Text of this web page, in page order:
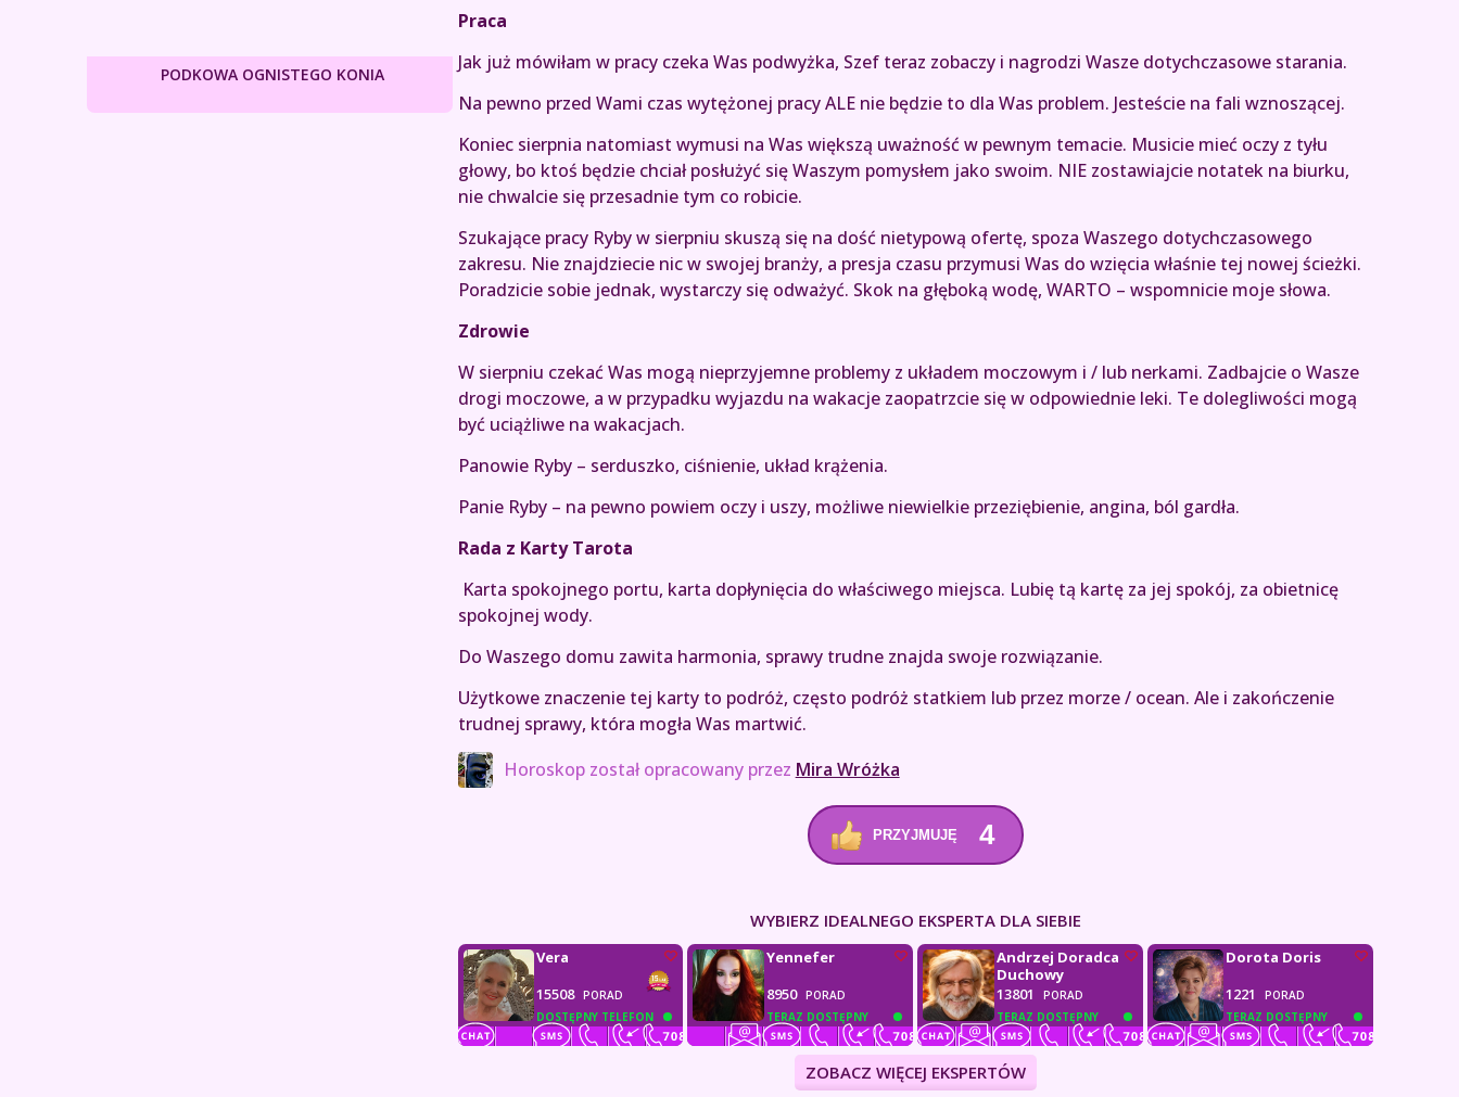
PODKOWA OGNISTEGO KONIA
Praca
Jak już mówiłam w pracy czeka Was podwyżka, Szef teraz zobaczy i nagrodzi Wasze dotychczasowe starania.
Na pewno przed Wami czas wytężonej pracy ALE nie będzie to dla Was problem. Jesteście na fali wznoszącej.
Koniec sierpnia natomiast wymusi na Was większą uważność w pewnym temacie. Musicie mieć oczy z tyłu
głowy, bo ktoś będzie chciał posłużyć się Waszym pomysłem jako swoim. NIE zostawiajcie notatek na biurku,
nie chwalcie się przesadnie tym co robicie.
Szukające pracy Ryby w sierpniu skuszą się na dość nietypową ofertę, spoza Waszego dotychczasowego
zakresu. Nie znajdziecie nic w swojej branży, a presja czasu przymusi Was do wzięcia właśnie tej nowej ścieżki.
Poradzicie sobie jednak, wystarczy się odważyć. Skok na głęboką wodę, WARTO – wspomnicie moje słowa.
Zdrowie
W sierpniu czekać Was mogą nieprzyjemne problemy z układem moczowym i / lub nerkami. Zadbajcie o Wasze
drogi moczowe, a w przypadku wyjazdu na wakacje zaopatrzcie się w odpowiednie leki. Te dolegliwości mogą
być uciążliwe na wakacjach.
Panowie Ryby – serduszko, ciśnienie, układ krążenia.
Panie Ryby – na pewno powiem oczy i uszy, możliwe niewielkie przeziębienie, angina, ból gardła.
Rada z Karty Tarota
Karta spokojnego portu, karta dopłynięcia do właściwego miejsca. Lubię tą kartę za jej spokój, za obietnicę
spokojnej wody.
Do Waszego domu zawita harmonia, sprawy trudne znajda swoje rozwiązanie.
Użytkowe znaczenie tej karty to podróż, często podróż statkiem lub przez morze / ocean. Ale i zakończenie
trudnej sprawy, która mogła Was martwić.
Horoskop został opracowany przez Mira Wróżka
PRZYJMUJĘ 4
WYBIERZ IDEALNEGO EKSPERTA DLA SIEBIE
DOSTĘPNY TELEFON
Vera
15508 PORAD
TERAZ DOSTĘPNY
Yennefer
8950 PORAD
TERAZ DOSTĘPNY
Andrzej Doradca
Duchowy
13801
PORAD
TERAZ DOSTĘPNY
Dorota Doris
1221
PORAD
ZOBACZ WIĘCEJ EKSPERTÓW